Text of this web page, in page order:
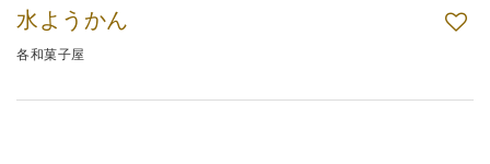
水ようかん
各和菓子屋